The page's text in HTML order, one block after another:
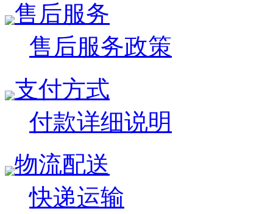
售后服务
售后服务政策
支付方式
付款详细说明
物流配送
快递运输